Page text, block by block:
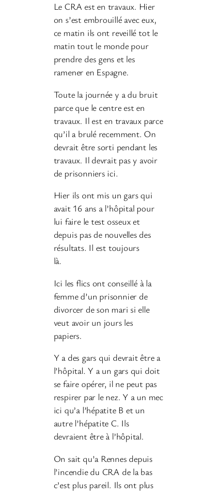
Le CRA est en travaux. Hier
on s’est embrouillé avec eux,
ce matin ils ont reveillé tot le
matin tout le monde pour
prendre des gens et les
ramener en Espagne.
Toute la journée y a du bruit
parce que le centre est en
travaux. Il est en travaux parce
qu’il a brulé recemment. On
devrait être sorti pendant les
travaux. Il devrait pas y avoir
de prisonniers ici.
Hier ils ont mis un gars qui
avait 16 ans a l’hôpital pour
lui faire le test osseux et
depuis pas de nouvelles des
résultats. Il est toujours
là.
Ici les flics ont conseillé à la
femme d’un prisonnier de
divorcer de son mari si elle
veut avoir un jours les
papiers.
Y a des gars qui devrait être a
l’hôpital. Y a un gars qui doit
se faire opérer, il ne peut pas
respirer par le nez. Y a un mec
ici qu’a l’hépatite B et un
autre l’hépatite C. Ils
devraient être à l’hôpital.
On sait qu’a Rennes depuis
l’incendie du CRA de la bas
c’est plus pareil. Ils ont plus